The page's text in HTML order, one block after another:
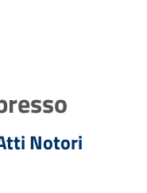
Notori